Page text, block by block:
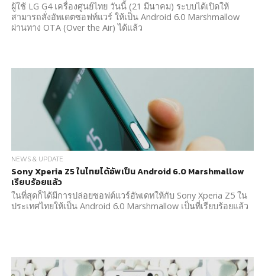
ผู้ใช้ LG G4 เครื่องศูนย์ไทย วันนี้ (21 มีนาคม) ระบบได้เปิดให้
สามารถสั่งอัพเดตซอฟท์แวร์ ให้เป็น Android 6.0 Marshmallow
ผ่านทาง OTA (Over the Air) ได้แล้ว
NEWS & UPDATE
Sony Xperia Z5 ในไทยได้อัพเป็น Android 6.0 Marshmallow
เรียบร้อยแล้ว
ในที่สุดก็ได้มีการปล่อยซอฟต์แวร์อัพเดทให้กับ Sony Xperia Z5 ใน
ประเทศไทยให้เป็น Android 6.0 Marshmallow เป็นที่เรียบร้อยแล้ว